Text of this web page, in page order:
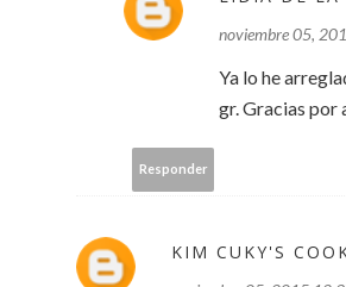
noviembre 05,
Ya lo he
gr. Gracias por
Responder
KIM CUKY'S